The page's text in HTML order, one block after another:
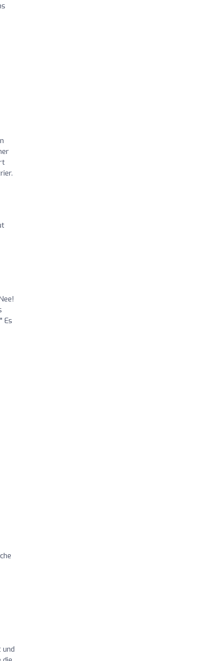
Es
und